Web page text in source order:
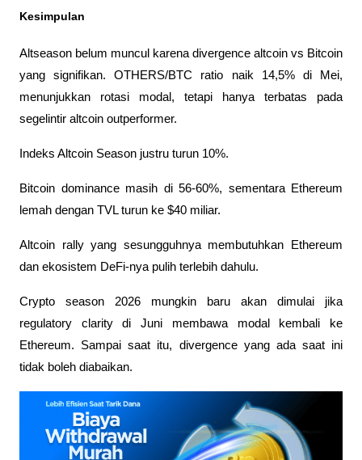
Kesimpulan
Altseason belum muncul karena divergence altcoin vs Bitcoin
yang signifikan. OTHERS/BTC ratio naik 14,5% di Mei,
menunjukkan rotasi modal, tetapi hanya terbatas pada
segelintir altcoin outperformer.
Indeks Altcoin Season justru turun 10%.
Bitcoin dominance masih di 56-60%, sementara Ethereum
lemah dengan TVL turun ke $40 miliar.
Altcoin rally yang sesungguhnya membutuhkan Ethereum
dan ekosistem DeFi-nya pulih terlebih dahulu.
Crypto season 2026 mungkin baru akan dimulai jika
regulatory clarity di Juni membawa modal kembali ke
Ethereum. Sampai saat itu, divergence yang ada saat ini
tidak boleh diabaikan.